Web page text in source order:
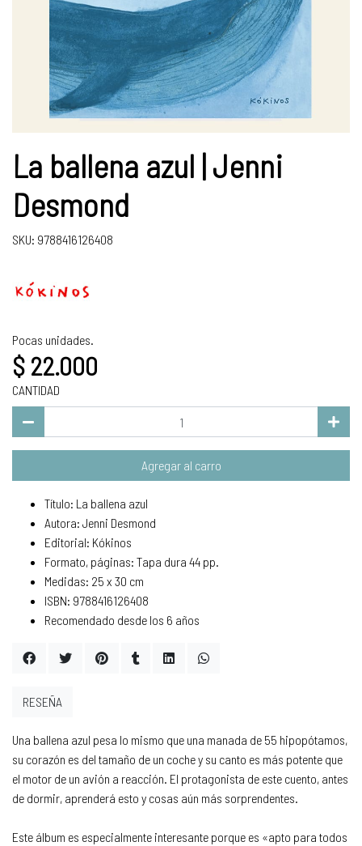
La ballena azul | Jenni
Desmond
SKU: 9788416126408
Pocas unidades.
$ 22.000
CANTIDAD
Agregar al carro
Título: La ballena azul
Autora: Jenni Desmond
Editorial: Kókinos
Formato, páginas: Tapa dura 44 pp.
Medidas: 25 x 30 cm
ISBN: 9788416126408
Recomendado desde los 6 años
Una ballena azul pesa lo mismo que una manada de 55 hipopótamos,
su corazón es del tamaño de un coche y su canto es más potente que
el motor de un avión a reacción. El protagonista de este cuento, antes
de dormir, aprenderá esto y cosas aún más sorprendentes.
Este álbum es especialmente interesante porque es «apto para todos
RESEÑA